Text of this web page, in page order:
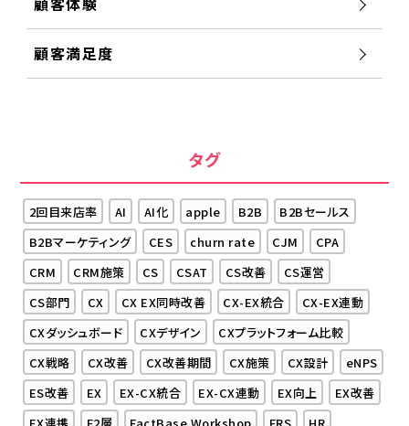
顧客満足度
タグ
2回目来店率 AI AI化 apple B2B
B2Bセールス
B2Bマーケティング
CES churn rate CJM
CPA
CRM
CRM施策 CS CSAT CS改善
CS運営
CS部門
CX CX EX同時改善 CX-EX統合
CX-EX連動
CXダッシュボード
CXデザイン
CXプラットフォーム比較
CX戦略
CX改善 CX改善期間 CX施策 CX設計
eNPS
ES改善
EX EX-CX統合 EX-CX連動 EX向上
EX改善
EX連携
F2層 FactBase Workshop FRS
HR